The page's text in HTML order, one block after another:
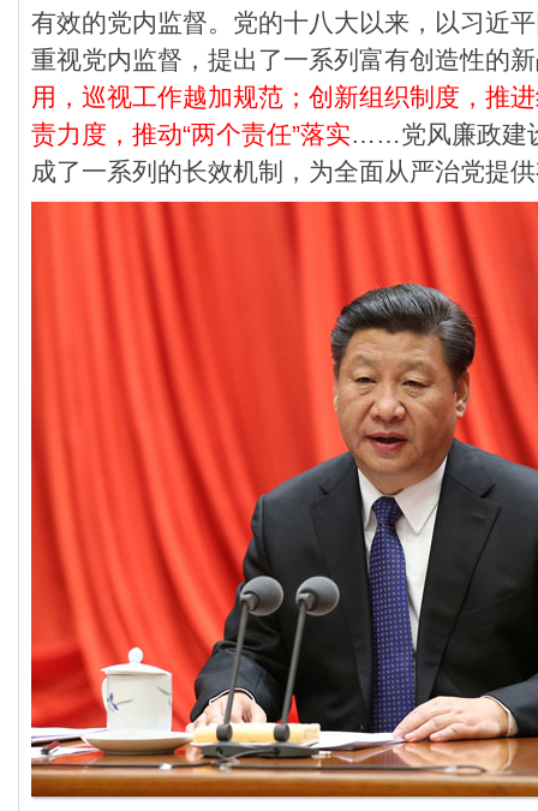
有效的党内监督。党的十八大以来，以习近
重视党内监督，提出了一系列富有创造性的
用，巡视工作越加规范；创新组织制度，推
责力度，推动“两个责任”落实……党风廉政建
成了一系列的长效机制，为全面从严治党提